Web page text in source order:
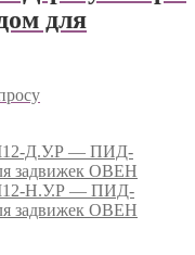
для
Д.У.Р — ПИД-
задвижек ОВЕН
Н.У.Р — ПИД-
задвижек ОВЕН